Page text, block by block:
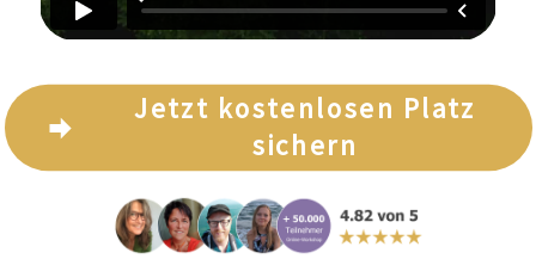
Jetzt kostenlosen Platz
sichern